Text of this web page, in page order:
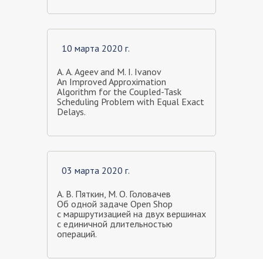
10 марта 2020 г.
A. А. Ageev and M. I. Ivanov
An Improved Approximation
Algorithm for the Coupled-Task
Scheduling Problem with Equal Exact
Delays.
03 марта 2020 г.
А. В. Пяткин, М. О. Головачев
Об одной задаче Open Shop
с маршрутизацией на двух вершинах
с единичной длительностью
операций.